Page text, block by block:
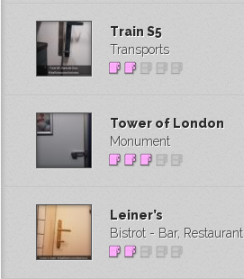
Train S5
Transports
Tower of London
Monument
Leiner’s
Bistrot - Bar, Restaurant